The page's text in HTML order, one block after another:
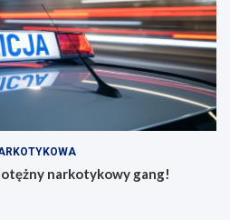
narkotykowy gang!